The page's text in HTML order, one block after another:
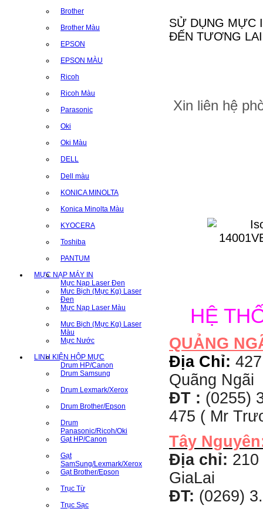
Brother
Brother Màu
EPSON
EPSON MÀU
Ricoh
Ricoh Màu
Parasonic
Oki
Oki Màu
DELL
Dell màu
KONICA MINOLTA
Konica Minolta Màu
KYOCERA
Toshiba
PANTUM
MỰC NẠP MÁY IN
Mực Nạp Laser Đen
Mưc Bịch (Mực Kg) Laser
Đen
Mực Nạp Laser Màu
Mưc Bịch (Mực Kg) Laser
Màu
Mực Nước
LINH KIỆN HỘP MỰC
Drum HP/Canon
Drum Samsung
Drum Lexmark/Xerox
Drum Brother/Epson
Drum
Panasonic/Ricoh/Oki
Gạt HP/Canon
Gạt
SamSung/Lexmark/Xerox
Gạt Brother/Epson
Trục Từ
Trục Sạc
SỬ DỤNG MỰC
ĐẾN TƯƠNG
Xin liên hệ
HỆ
QUẢNG
Địa Chỉ:
Quãng Ngãi
ĐT : (0255)
475 ( Mr
Tây
Địa chỉ:
GiaLai
ĐT: (0269)